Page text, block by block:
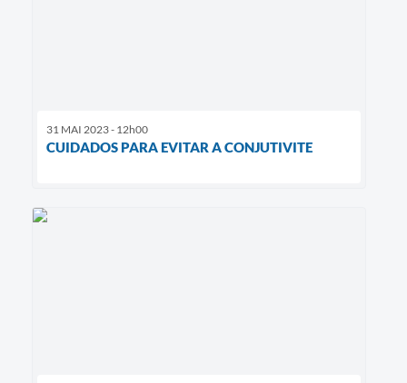
31 MAI 2023 - 12h00
CUIDADOS PARA EVITAR A CONJUTIVITE